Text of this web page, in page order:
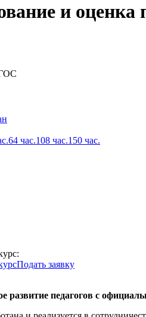
и оценка
64 час.108 час.150 час.
Подать заявку
развитие педагогов с